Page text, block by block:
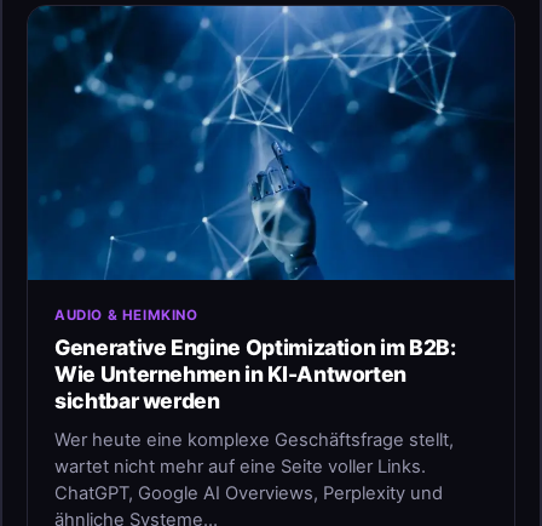
AUDIO & HEIMKINO
Generative Engine Optimization im B2B:
Wie Unternehmen in KI-Antworten
sichtbar werden
Wer heute eine komplexe Geschäftsfrage stellt,
wartet nicht mehr auf eine Seite voller Links.
ChatGPT, Google AI Overviews, Perplexity und
ähnliche Systeme…